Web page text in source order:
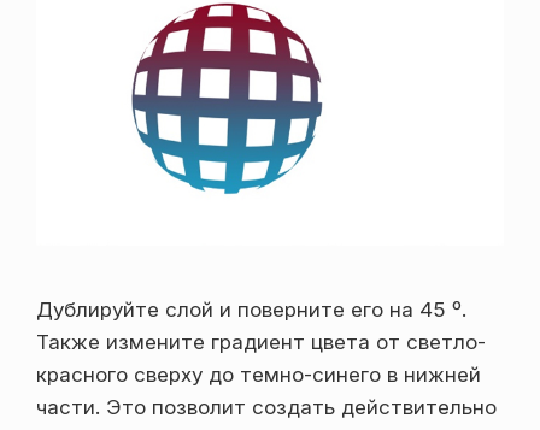
Дублируйте слой и поверните его на 45 º.
Также измените градиент цвета от светло-
красного сверху до темно-синего в нижней
части. Это позволит создать действительно